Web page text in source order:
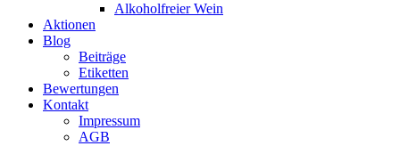
Alkoholfreier Wein
Aktionen
Blog
Beiträge
Etiketten
Bewertungen
Kontakt
Impressum
AGB